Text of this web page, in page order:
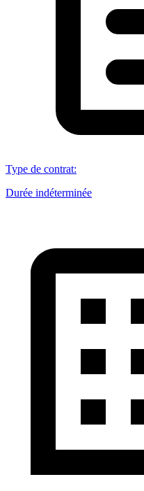
Type de contrat:
Durée indéterminée